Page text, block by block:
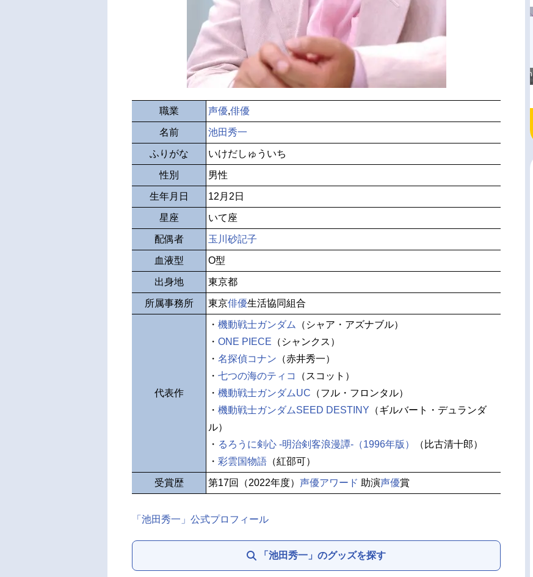
職業 声優,俳優
名前 池田秀一
ふりがな いけだしゅういち
性別 男性
生年月日 12月2日
星座 いて座
配偶者 玉川砂記子
血液型 O型
出身地 東京都
所属事務所 東京俳優生活協同組合
代表作
・ 機動戦士ガンダム
（シャア・アズナブル）
・ ONE PIECE （シャンクス）
・ 名探偵コナン （赤井秀一）
・ 七つの海のティコ
（スコット）
・ 機動戦士ガンダムUC （フル・フロンタル）
・ 機動戦士ガンダムSEED DESTINY （ギルバート・デュランダ
ル）
・ るろうに剣心 -明治剣客浪漫譚-（1996年版）
（比古清十郎）
・ 彩雲国物語 （紅邵可）
受賞歴 第17回（2022年度） 声優アワード 助演声優賞
「池田秀一」公式プロフィール
「池田秀一」のグッズを探す
高橋美紀のおんぷの気持ち
♪ in アニメイトタイムズ
radio 大直会 2nd season